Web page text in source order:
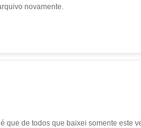
novamente.
que de todos que baixei somente este